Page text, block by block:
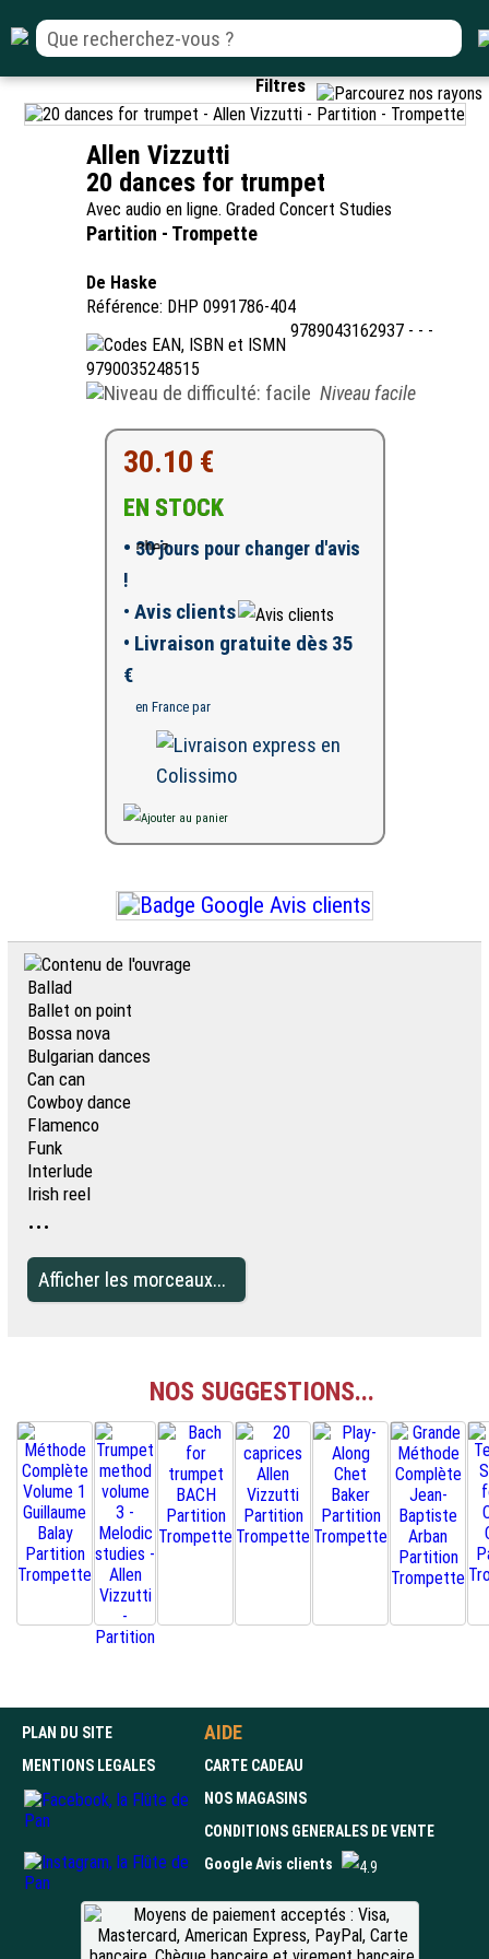
Filtres
Allen Vizzutti
20 dances for trumpet
Avec audio en ligne. Graded Concert Studies
Partition - Trompette
De Haske
Référence: DHP 0991786-404
9789043162937 - - -
9790035248515
Niveau facile
30.10 €
EN STOCK
• 30 jours pour changer d'avis
!
• Avis clients
• Livraison gratuite dès 35
€
en France par
Ballad
Ballet on point
Bossa nova
Bulgarian dances
Can can
Cowboy dance
Flamenco
Funk
Interlude
Irish reel
...
Afficher les morceaux...
NOS SUGGESTIONS...
PLAN DU SITE
MENTIONS LEGALES
AIDE
CARTE CADEAU
NOS MAGASINS
CONDITIONS GENERALES DE VENTE
Google Avis clients